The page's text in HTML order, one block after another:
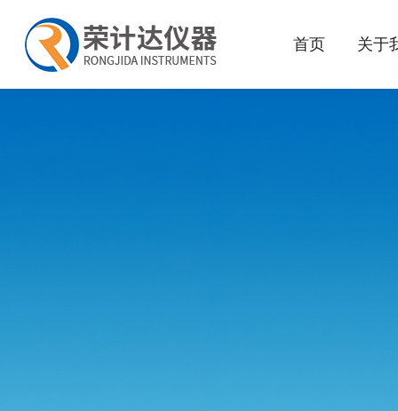
首页 关于